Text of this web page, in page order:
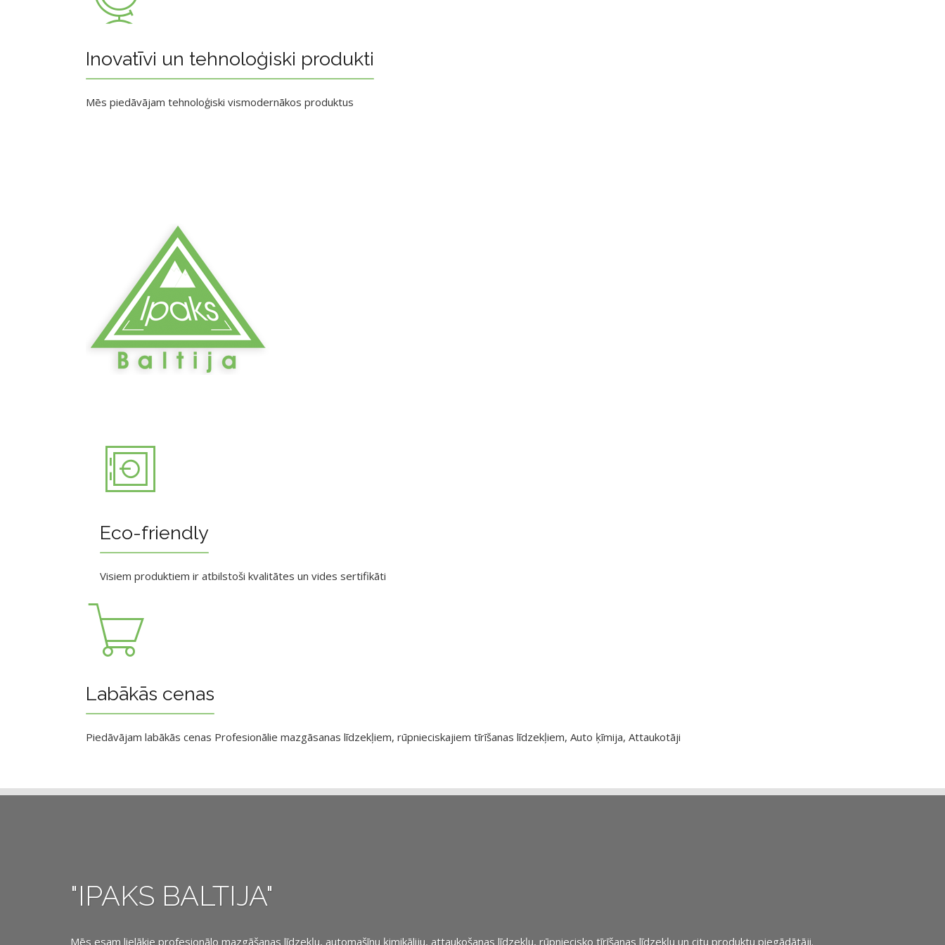
Inovatīvi un tehnoloģiski produkti
Mēs piedāvājam tehnoloģiski vismodernākos produktus
Eco-friendly
Visiem produktiem ir atbilstoši kvalitātes un vides sertifikāti
Labākās cenas
Piedāvājam labākās cenas Profesionālie mazgāsanas līdzekļiem, rūpnieciskajiem tīrīšanas līdzekļiem, Auto ķīmija, Attaukotāji
"IPAKS BALTIJA"
Mēs esam lielākie profesionālo mazgāšanas līdzekļu, automašīnu ķimikāliju, attaukošanas līdzekļu, rūpniecisko tīrīšanas līdzekļu un citu produktu piegādātāji.